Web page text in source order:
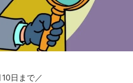
日まで／